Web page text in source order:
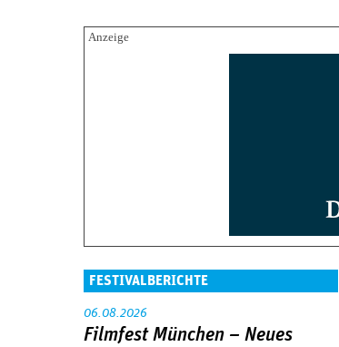
FESTIVALBERICHTE
06.08.2026
Filmfest München – Neues